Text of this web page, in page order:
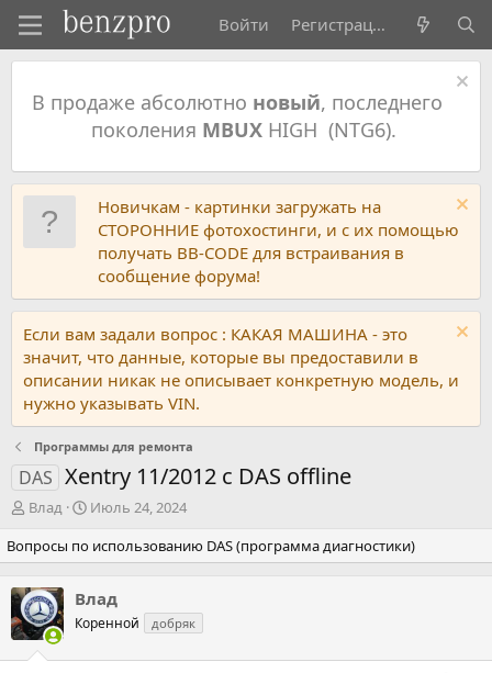
Войти Регистрация
В продаже абсолютно новый, последнего
поколения MBUXHIGH (NTG6).
Новичкам - картинки загружать на
СТОРОННИЕ фотохостинги, и с их помощью
получать BB-CODE для встраивания в
сообщение форума!
Если вам задали вопрос : КАКАЯ МАШИНА - это
значит, что данные, которые вы предоставили в
описании никак не описывает конкретную модель, и
нужно указывать VIN.
Программы для ремонта
DAS Xentry 11/2012 с DAS offline
А
т
о
р
т
е
м
ы
Влад
Д
т
а
а
ч
л
Июль 24, 2024
Вопросы по использованию DAS (программа диагностики)
Влад
Коренной добряк